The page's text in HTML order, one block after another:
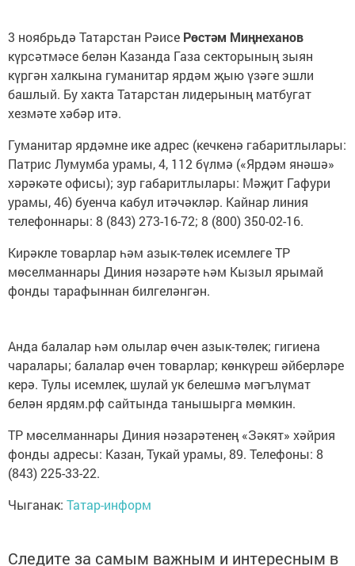
3 ноябрьдә Татарстан Рәисе Рөстәм Миңнеханов
күрсәтмәсе белән Казанда Газа секторының зыян
күргән халкына гуманитар ярдәм җыю үзәге эшли
башлый. Бу хакта Татарстан лидерының матбугат
хезмәте хәбәр итә.
Гуманитар ярдәмне ике адрес (кечкенә габаритлылары:
Патрис Лумумба урамы, 4, 112 бүлмә («Ярдәм янәшә»
хәрәкәте офисы); зур габаритлылары: Мәҗит Гафури
урамы, 46) буенча кабул итәчәкләр. Кайнар линия
телефоннары: 8 (843) 273-16-72; 8 (800) 350-02-16.
Кирәкле товарлар һәм азык-төлек исемлеге ТР
мөселманнары Диния нәзарәте һәм Кызыл ярымай
фонды тарафыннан билгеләнгән.
Анда балалар һәм олылар өчен азык-төлек; гигиена
чаралары; балалар өчен товарлар; көнкүреш әйберләре
керә. Тулы исемлек, шулай ук белешмә мәгълүмат
белән ярдям.рф сайтында танышырга мөмкин.
ТР мөселманнары Диния нәзарәтенең «Зәкят» хәйрия
фонды адресы: Казан, Тукай урамы, 89. Телефоны: 8
(843) 225-33-22.
Чыганак: Татар-информ
Следите за самым важным и интересным в